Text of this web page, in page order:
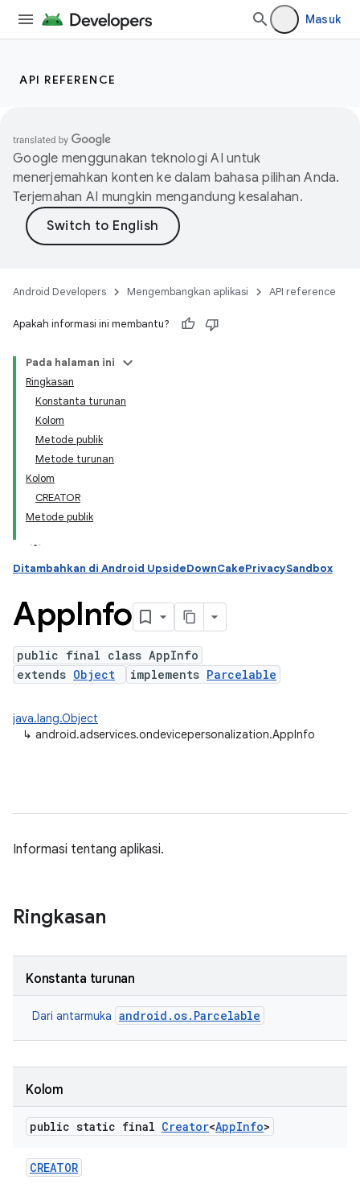
Masuk
API REFERENCE
Google menggunakan teknologi AI untuk
menerjemahkan konten ke dalam bahasa pilihan Anda.
Terjemahan AI mungkin mengandung kesalahan.
Android Developers Mengembangkan aplikasi API reference
Apakah informasi ini membantu?
Pada halaman ini
Ringkasan
Konstanta turunan
Kolom
Metode publik
Metode turunan
Kolom
CREATOR
Metode publik
Ditambahkan di Android UpsideDownCakePrivacySandbox
AppInfo
public final class AppInfo
extends Object implements Parcelable
java.lang.Object
↳ android.adservices.ondevicepersonalization.AppInfo
Informasi tentang aplikasi.
Ringkasan
Konstanta turunan
Dari antarmuka android.os.Parcelable
Kolom
public static final Creator<AppInfo>
CREATOR